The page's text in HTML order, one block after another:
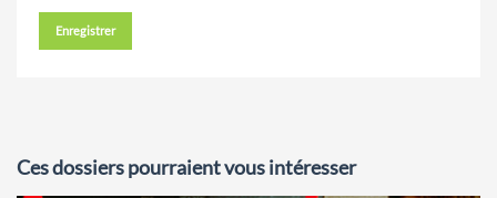
Enregistrer
Ces dossiers pourraient vous intéresser